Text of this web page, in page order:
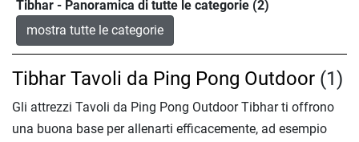
Tibhar - Panoramica di tutte le categorie (2)
mostra tutte le categorie
Tibhar Tavoli da Ping Pong Outdoor (1)
Gli attrezzi Tavoli da Ping Pong Outdoor Tibhar ti offrono
una buona base per allenarti efficacemente, ad esempio